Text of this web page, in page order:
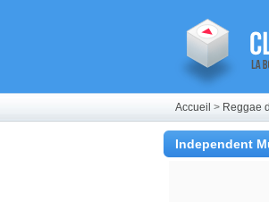
Accueil > Reggae
Independent